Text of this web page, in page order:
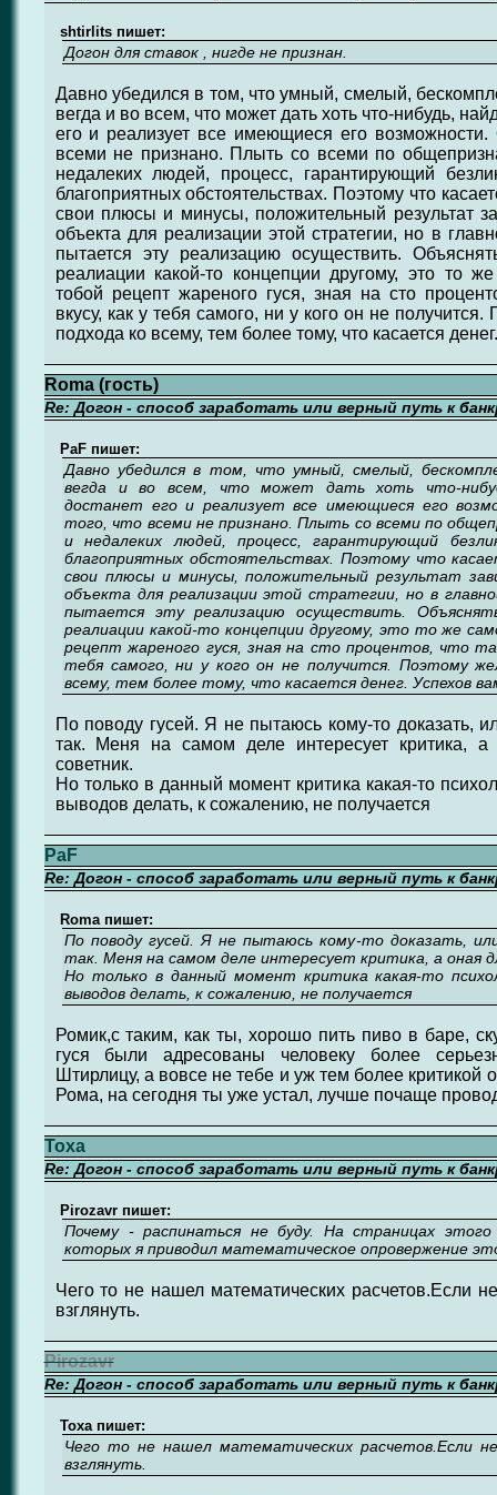
shtirlits пишет:
Догон для ставок , нигде не признан.
Давно убедился в том, что умный, смелый,
вегда и во всем, что может дать хоть что-нибудь,
его и реализует все имеющиеся его возможности.
всеми не признано. Плыть со всеми по
недалеких людей, процесс, гарантирующий
благоприятных обстоятельствах. Поэтому что
свои плюсы и минусы, положительный результат
объекта для реализации этой стратегии, но в
пытается эту реализацию осуществить.
реалиации какой-то концепции другому, это то
тобой рецепт жареного гуся, зная на сто
вкусу, как у тебя самого, ни у кого он не
подхода ко всему, тем более тому, что касается
Roma (гость)
Re: Догон - способ заработать или верный путь к
PaF пишет:
Давно убедился в том, что умный, смелый,
вегда и во всем, что может дать хоть что-
достанет его и реализует все имеющиеся его
того, что всеми не признано. Плыть со всеми по
и недалеких людей, процесс, гарантирующий
благоприятных обстоятельствах. Поэтому что
свои плюсы и минусы, положительный результат
объекта для реализации этой стратегии, но в
пытается эту реализацию осуществить.
реалиации какой-то концепции другому, это то же
рецепт жареного гуся, зная на сто процентов, что
тебя самого, ни у кого он не получится. Поэтому
всему, тем более тому, что касается денег. Успехов
По поводу гусей. Я не пытаюсь кому-то доказать,
так. Меня на самом деле интересует критика,
советник.
Но только в данный момент критика какая-то
выводов делать, к сожалению, не получается
PaF
Re: Догон - способ заработать или верный путь к
Roma пишет:
По поводу гусей. Я не пытаюсь кому-то доказать,
так. Меня на самом деле интересует критика, а оная
Но только в данный момент критика какая-то
выводов делать, к сожалению, не получается
Ромик,с таким, как ты, хорошо пить пиво в баре,
гуся были адресованы человеку более
Штирлицу, а вовсе не тебе и уж тем более критикой
Рома, на сегодня ты уже устал, лучше почаще
Toxa
Re: Догон - способ заработать или верный путь к
Pirozavr пишет:
Почему - распинаться не буду. На страницах
которых я приводил математическое опровержение
Чего то не нашел математических расчетов.Если
взглянуть.
Pirozavr
Re: Догон - способ заработать или верный путь к
Toxa пишет:
Чего то не нашел математических расчетов.Если
взглянуть.